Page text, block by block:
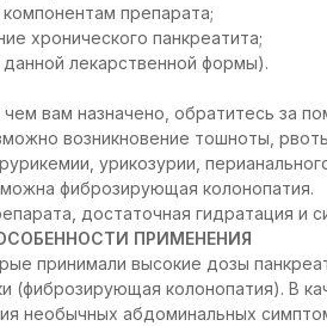
препарата;
хронического панкреатита;
лекарственной формы).
вам назначено, обратитесь за
возникновение тошноты,
урикозурии,
фиброзирующая колонопатия.
достаточная гидратация и
ПРИМЕНЕНИЯ
принимали высокие дозы
(фиброзирующая колонопатия). В
необычных абдоминальных